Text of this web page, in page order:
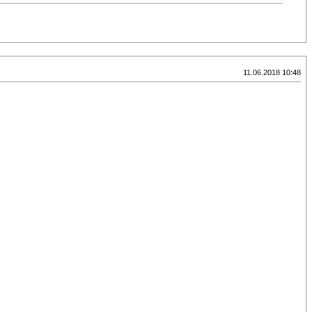
11.06.2018 10:48